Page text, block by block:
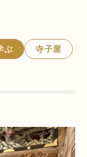
ぶ 寺子屋